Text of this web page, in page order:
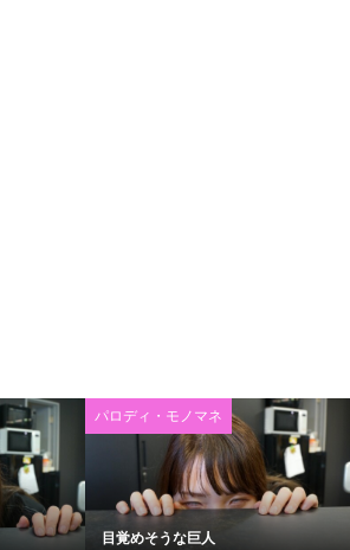
パロディ・モノマネ
目覚めそうな巨人